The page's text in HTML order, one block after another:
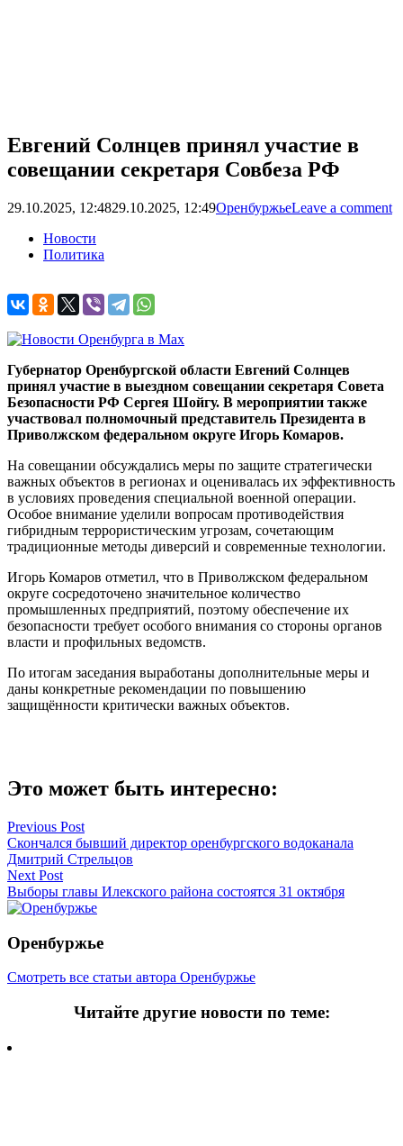
Евгений Солнцев принял участие в
совещании секретаря Совбеза РФ
29.10.2025, 12:4829.10.2025, 12:49ОренбуржьеLeave a comment
Новости
Политика
Губернатор Оренбургской области Евгений Солнцев
принял участие в выездном совещании секретаря Совета
Безопасности РФ Сергея Шойгу. В мероприятии также
участвовал полномочный представитель Президента в
Приволжском федеральном округе Игорь Комаров.
На совещании обсуждались меры по защите стратегически
важных объектов в регионах и оценивалась их эффективность
в условиях проведения специальной военной операции.
Особое внимание уделили вопросам противодействия
гибридным террористическим угрозам, сочетающим
традиционные методы диверсий и современные технологии.
Игорь Комаров отметил, что в Приволжском федеральном
округе сосредоточено значительное количество
промышленных предприятий, поэтому обеспечение их
безопасности требует особого внимания со стороны органов
власти и профильных ведомств.
По итогам заседания выработаны дополнительные меры и
даны конкретные рекомендации по повышению
защищённости критически важных объектов.
Это может быть интересно:
Навигация
по
записям
Previous Post
Скончался бывший директор оренбургского водоканала
Дмитрий Стрельцов
Next Post
Выборы главы Илекского района состоятся 31 октября
Оренбуржье
Смотреть все статьи автора Оренбуржье
Читайте другие новости по теме: